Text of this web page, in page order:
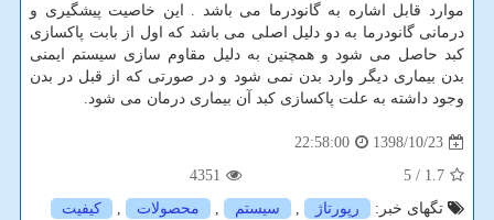
موارد قابل اشاره به گانودرما می باشد . این خاصیت پیشگیری و
درمانی گانودرما به دو دلیل اصلی می باشد که اول از بابت پاکسازی
کبد حاصل می شود و همچنین به دلیل مقاوم سازی سیستم ایمنی
بدن بیماری دیگر وارد بدن نمی شود و در صورتی که از قبل در بدن
وجود داشته به علت پاکسازی کبد آن بیماری درمان می شود.
1398/10/23
22:58:00
1.7
/ 5
4351
تگهای خبر:
رپورتاژ , سیستم , محصولات , كیفیت